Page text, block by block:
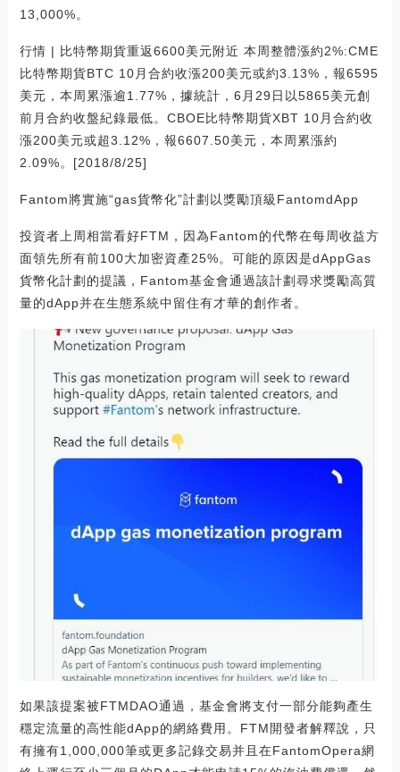
13,000%。
行情 | 比特幣期貨重返6600美元附近 本周整體漲約2%:CME
比特幣期貨BTC 10月合約收漲200美元或約3.13%，報6595
美元，本周累漲逾1.77%，據統計，6月29日以5865美元創
前月合約收盤紀錄最低。CBOE比特幣期貨XBT 10月合約收
漲200美元或超3.12%，報6607.50美元，本周累漲約
2.09%。[2018/8/25]
Fantom將實施“gas貨幣化”計劃以獎勵頂級FantomdApp
投資者上周相當看好FTM，因為Fantom的代幣在每周收益方
面領先所有前100大加密資產25%。可能的原因是dAppGas
貨幣化計劃的提議，Fantom基金會通過該計劃尋求獎勵高質
量的dApp并在生態系統中留住有才華的創作者。
如果該提案被FTMDAO通過，基金會將支付一部分能夠產生
穩定流量的高性能dApp的網絡費用。FTM開發者解釋說，只
有擁有1,000,000筆或更多記錄交易并且在FantomOpera網